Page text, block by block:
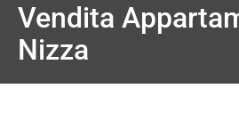
Vendita
Nizza